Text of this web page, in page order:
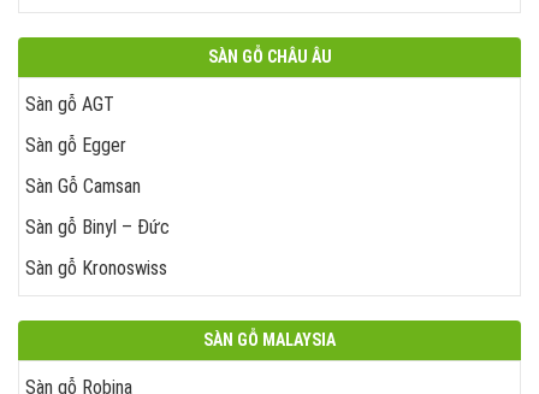
SÀN GỖ CHÂU ÂU
Sàn gỗ AGT
Sàn gỗ Egger
Sàn Gỗ Camsan
Sàn gỗ Binyl – Đức
Sàn gỗ Kronoswiss
SÀN GỖ MALAYSIA
Sàn gỗ Robina